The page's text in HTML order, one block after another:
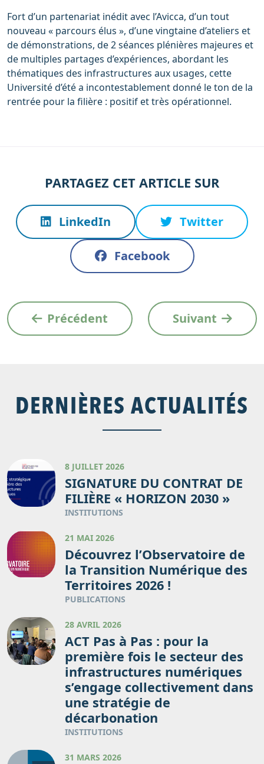
Fort d’un partenariat inédit avec l’Avicca, d’un tout
nouveau « parcours élus », d’une vingtaine d’ateliers et
de démonstrations, de 2 séances plénières majeures et
de multiples partages d’expériences, abordant les
thématiques des infrastructures aux usages, cette
Université d’été a incontestablement donné le ton de la
rentrée pour la filière : positif et très opérationnel.
PARTAGEZ CET ARTICLE SUR
LinkedIn Twitter
Facebook
Précédent Suivant
DERNIÈRES ACTUALITÉS
8 JUILLET 2026
SIGNATURE DU CONTRAT DE
FILIÈRE « HORIZON 2030 »
INSTITUTIONS
21 MAI 2026
Découvrez l’Observatoire de
la Transition Numérique des
Territoires 2026 !
PUBLICATIONS
28 AVRIL 2026
ACT Pas à Pas : pour la
première fois le secteur des
infrastructures numériques
s’engage collectivement dans
une stratégie de
décarbonation
INSTITUTIONS
31 MARS 2026